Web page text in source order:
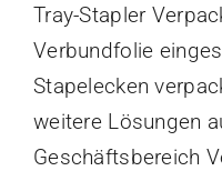
Tray-Stapler
Verbundfolie
Stapelecken
weitere Lösungen
Geschäftsbereich